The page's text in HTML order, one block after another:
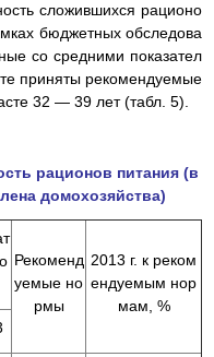
сложившихся рационо
бюджетных обследова
со средними показател
приняты рекомендуемые
32 — 39 лет (табл. 5).
рационов питания (в
домохозяйства)
Рекоменд
уемые но
рмы
2013 г. к реком
ендуемым нор
мам, %